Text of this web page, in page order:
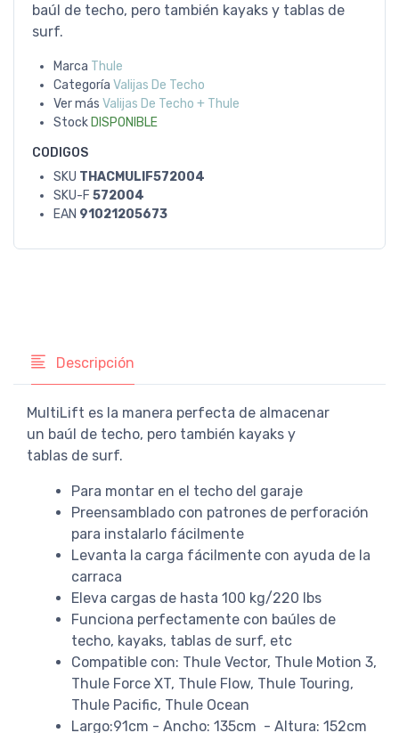
baúl de techo, pero también kayaks y tablas de
surf.
Marca Thule
Categoría Valijas De Techo
Ver más Valijas De Techo + Thule
Stock DISPONIBLE
CODIGOS
SKU THACMULIF572004
SKU-F 572004
EAN 91021205673
Descripción
MultiLift es la manera perfecta de almacenar
un baúl de techo, pero también kayaks y
tablas de surf.
Para montar en el techo del garaje
Preensamblado con patrones de perforación
para instalarlo fácilmente
Levanta la carga fácilmente con ayuda de la
carraca
Eleva cargas de hasta 100 kg/220 lbs
Funciona perfectamente con baúles de
techo, kayaks, tablas de surf, etc
Compatible con: Thule Vector, Thule Motion 3,
Thule Force XT, Thule Flow, Thule Touring,
Thule Pacific, Thule Ocean
Largo:91cm - Ancho: 135cm - Altura: 152cm